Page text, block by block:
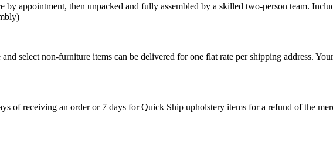
by appointment, then unpacked and fully assembled by a skilled two-person team.
select non-furniture items can be delivered for one flat rate per shipping address.
of receiving an order or 7 days for Quick Ship upholstery items for a refund of the